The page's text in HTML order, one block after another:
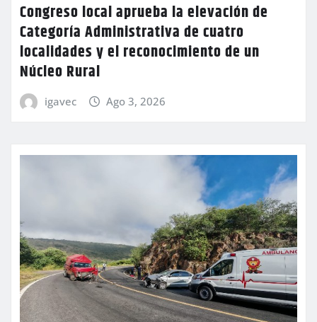
Congreso local aprueba la elevación de
Categoría Administrativa de cuatro
localidades y el reconocimiento de un
Núcleo Rural
igavec Ago 3, 2026